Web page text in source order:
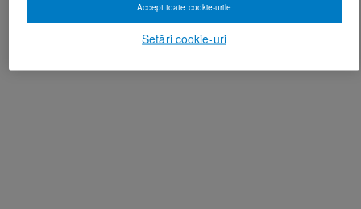
Setări cookie-uri
Accept toate cookie-urile